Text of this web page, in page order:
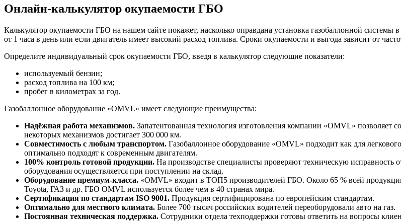
Онлайн-калькулятор окупаемости ГБО
Калькулятор окупаемости ГБО на нашем сайте покажет, насколько оправдана установка газобаллонной
от 1 часа в день или если двигатель имеет высокий расход топлива. Сроки окупаемости и выгода зависит от
Определите индивидуальный срок окупаемости ГБО, введя в калькулятор следующие показатели:
используемый бензин;
расход топлива на 100 км;
пробег в километрах за год.
Газобаллонное оборудование «OMVL» имеет следующие преимущества:
Надёжная работа механизмов. Запатентованная технология изготовления компании «OMVL» позволяет
некоторых механизмов достигает 300 000 км.
Совместимость с любым транспортом. Газобаллонное оборудование «OMVL» подходит как для
оптимально подходят к современным двигателям.
100% контроль готовой продукции. На производстве специалисты проверяют техническую
оборудования осуществляется при поступлении на склад.
Оборудование премиум-класса. «OMVL» входит в ТОП5 производителей ГБО. Около 65 % всей
Toyota, ГАЗ и др. ГБО OMVL используется более чем в 40 странах мира.
Сертификация по стандартам ISO 9001. Продукция сертифицирована по европейским стандартам.
Оптимально для местного климата. Более 700 тысяч российских водителей переоборудовали авто на газ.
Постоянная техническая поддержка. Сотрудники отдела техподдержки готовы ответить на вопросы